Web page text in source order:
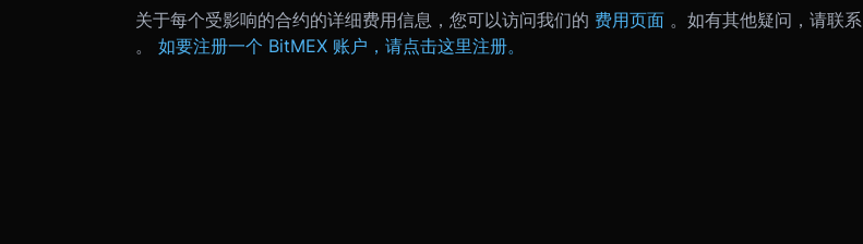
关于每个受影响的合约的详细费用信息，您可以访问我们的 费用页面 。 如有其他疑问，请联系
。 如要注册一个 BitMEX 账户，请点击这里注册。